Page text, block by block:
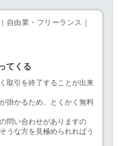
自由業・フリーランス｜
てくる
取引を終了することが出来
掛かるため、とくかく無料
問い合わせがありますの
うな方を見極められればう